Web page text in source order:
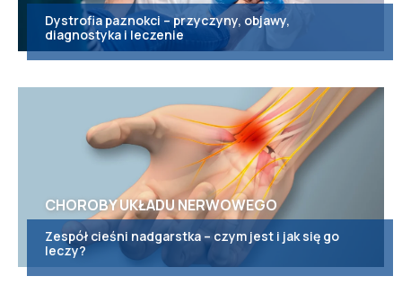
Dystrofia paznokci – przyczyny, objawy,
diagnostyka i leczenie
CHOROBY UKŁADU NERWOWEGO
Zespół cieśni nadgarstka – czym jest i jak się go
leczy?